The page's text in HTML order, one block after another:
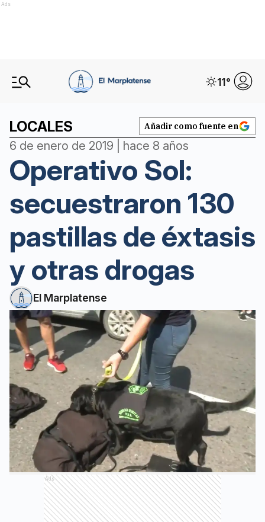
Ads
11°
LOCALES Añadir como fuente en
6 de enero de 2019 | hace 8 años
Operativo Sol:
secuestraron 130
pastillas de éxtasis
y otras drogas
El Marplatense
Ads